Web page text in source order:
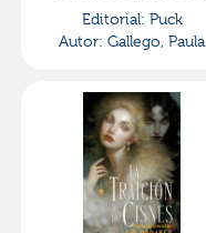
Editorial: Puck
Autor: Gallego, Paula